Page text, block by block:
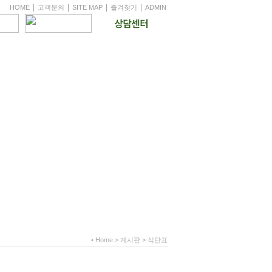
HOME 고객문의 SITE MAP 즐겨찾기 ADMIN
• Home > 게시판 > 식단표